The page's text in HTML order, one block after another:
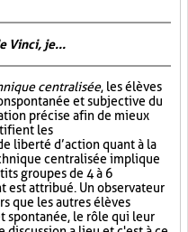
Vinci, je...
centralisée, les élèves
spontanée et subjective du
précise afin de mieux
les
liberté d’action quant à la
centralisée implique
groupes de 4 à 6
est attribué. Un observateur
que les autres élèves
spontanée, le rôle qui leur